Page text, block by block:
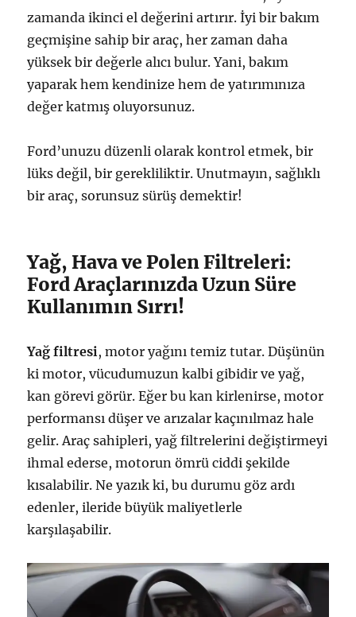
zamanda ikinci el değerini artırır. İyi bir bakım
geçmişine sahip bir araç, her zaman daha
yüksek bir değerle alıcı bulur. Yani, bakım
yaparak hem kendinize hem de yatırımınıza
değer katmış oluyorsunuz.
Ford’unuzu düzenli olarak kontrol etmek, bir
lüks değil, bir gerekliliktir. Unutmayın, sağlıklı
bir araç, sorunsuz sürüş demektir!
Yağ, Hava ve Polen Filtreleri:
Ford Araçlarınızda Uzun Süre
Kullanımın Sırrı!
Yağ filtresi, motor yağını temiz tutar. Düşünün
ki motor, vücudumuzun kalbi gibidir ve yağ,
kan görevi görür. Eğer bu kan kirlenirse, motor
performansı düşer ve arızalar kaçınılmaz hale
gelir. Araç sahipleri, yağ filtrelerini değiştirmeyi
ihmal ederse, motorun ömrü ciddi şekilde
kısalabilir. Ne yazık ki, bu durumu göz ardı
edenler, ileride büyük maliyetlerle
karşılaşabilir.